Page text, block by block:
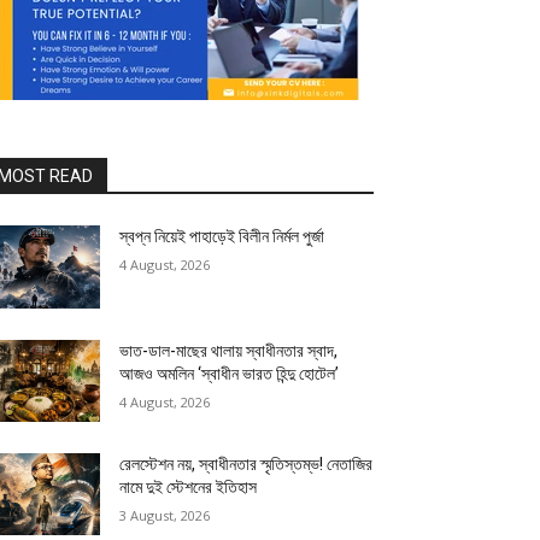
READ
স্বপ্ন নিয়েই পাহাড়েই বিলীন নির্মল পুর্জা
4 August, 2026
ভাত-ডাল-মাছের থালায় স্বাধীনতার স্বাদ,
আজও অমলিন ‘স্বাধীন ভারত হিন্দু হোটেল’
4 August, 2026
রেলস্টেশন নয়, স্বাধীনতার স্মৃতিস্তম্ভ! নেতাজির
নামে দুই স্টেশনের ইতিহাস
3 August, 2026